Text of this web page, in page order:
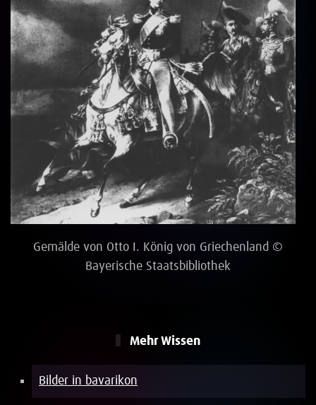
Gemälde von Otto I. König von Griechenland ©
Bayerische Staatsbibliothek
Mehr Wissen
Bilder in bavarikon